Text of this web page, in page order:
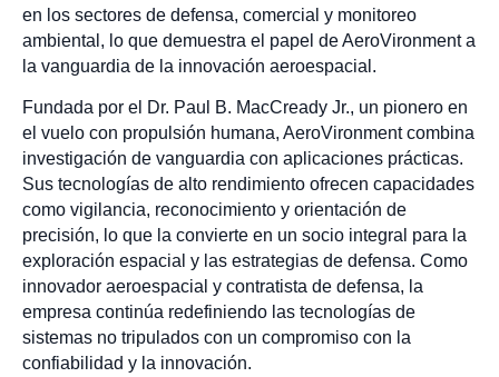
en los sectores de defensa, comercial y monitoreo
ambiental, lo que demuestra el papel de AeroVironment a
la vanguardia de la innovación aeroespacial.
Fundada por el Dr. Paul B. MacCready Jr., un pionero en
el vuelo con propulsión humana, AeroVironment combina
investigación de vanguardia con aplicaciones prácticas.
Sus tecnologías de alto rendimiento ofrecen capacidades
como vigilancia, reconocimiento y orientación de
precisión, lo que la convierte en un socio integral para la
exploración espacial y las estrategias de defensa. Como
innovador aeroespacial y contratista de defensa, la
empresa continúa redefiniendo las tecnologías de
sistemas no tripulados con un compromiso con la
confiabilidad y la innovación.